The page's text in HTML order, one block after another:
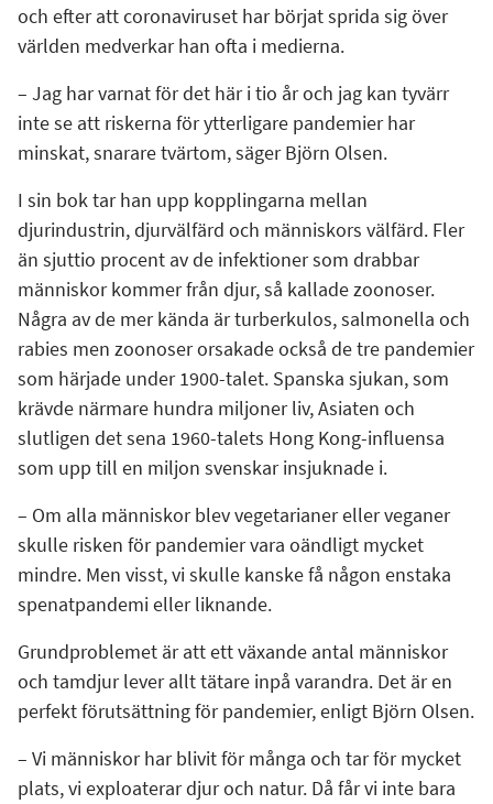
och efter att coronaviruset har börjat sprida sig över
världen medverkar han ofta i medierna.
– Jag har varnat för det här i tio år och jag kan tyvärr
inte se att riskerna för ytterligare pandemier har
minskat, snarare tvärtom, säger Björn Olsen.
I sin bok tar han upp kopplingarna mellan
djurindustrin, djurvälfärd och människors välfärd. Fler
än sjuttio procent av de infektioner som drabbar
människor kommer från djur, så kallade zoonoser.
Några av de mer kända är turberkulos, salmonella och
rabies men zoonoser orsakade också de tre pandemier
som härjade under 1900-talet. Spanska sjukan, som
krävde närmare hundra miljoner liv, Asiaten och
slutligen det sena 1960-talets Hong Kong-influensa
som upp till en miljon svenskar insjuknade i.
– Om alla människor blev vegetarianer eller veganer
skulle risken för pandemier vara oändligt mycket
mindre. Men visst, vi skulle kanske få någon enstaka
spenatpandemi eller liknande.
Grundproblemet är att ett växande antal människor
och tamdjur lever allt tätare inpå varandra. Det är en
perfekt förutsättning för pandemier, enligt Björn Olsen.
– Vi människor har blivit för många och tar för mycket
plats, vi exploaterar djur och natur. Då får vi inte bara